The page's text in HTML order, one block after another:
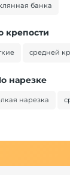
банка
крепости
средней
нарезке
нарезка